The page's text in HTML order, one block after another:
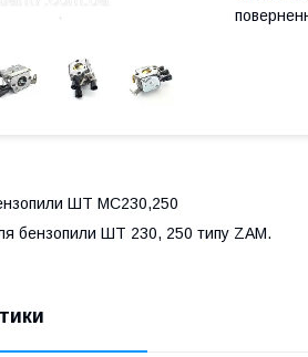
ШТ МС230,250
бензопили ШТ 230, 250 типу ZAM.